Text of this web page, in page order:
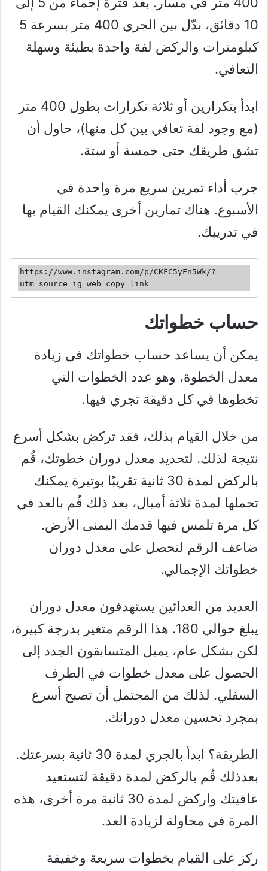
10 دقائق، بدّل بين الجري 400 متر بسرعة 5
كيلومترات والركض لفة واحدة بطيئة وسهلة
التعافي.
ابدأ بتكرارين أو ثلاثة تكرارات بطول 400 متر
(مع وجود لفة تعافي بين كل منها)، حاول أن
تشق طريقك حتى خمسة أو ستة.
جرب أداء تمرين سريع مرة واحدة في
الأسبوع. هناك تمارين أخرى يمكنك القيام بها
في تدريبك.
https://www.instagram.com/p/CKFC5yFn5Wk/?
utm_source=ig_web_copy_link
حساب خطواتك
يمكن أن يساعد حساب خطواتك في زيادة
معدل الخطوة، وهو عدد الخطوات التي
تخطوها في كل دقيقة تجري فيها.
من خلال القيام بذلك، فقد تركض بشكل أسرع
نتيجة لذلك. لتحديد معدل دوران خطوتك، قُم
بالركض لمدة 30 ثانية تقريبًا بوتيرة يمكنك
تحملها لمدة ثلاثة أميال، بعد ذلك قُم بالعد في
كل مرة تلمس فيها قدمك اليمنى الأرض.
ضاعف الرقم لتحصل على معدل دوران
خطواتك الإجمالي.
العديد من العدائين يستهدفون معدل دوران
يبلغ حوالي 180. هذا الرقم متغير بدرجة كبيرة،
لكن بشكل عام، يميل المتسابقون الجدد إلى
الحصول على معدل خطوات في الطرف
السفلي. لذلك من المحتمل أن تصبح أسرع
بمجرد تحسين معدل دورانك.
الطريقة؟ ابدأ بالجري لمدة 30 ثانية بسرعتك.
بعدذلك قُم بالركض لمدة دقيقة لتستعيد
عافيتك واركض لمدة 30 ثانية مرة أخرى، هذه
المرة في محاولة لزيادة العد.
ركز على القيام بخطوات سريعة وخفيفة